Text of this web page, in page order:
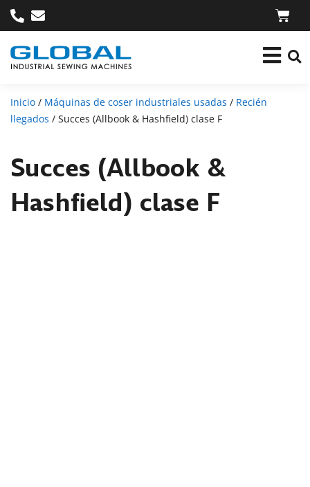
Inicio / Máquinas de coser industriales usadas / Recién
llegados / Succes (Allbook & Hashfield) clase F
Succes (Allbook &
Hashfield) clase F